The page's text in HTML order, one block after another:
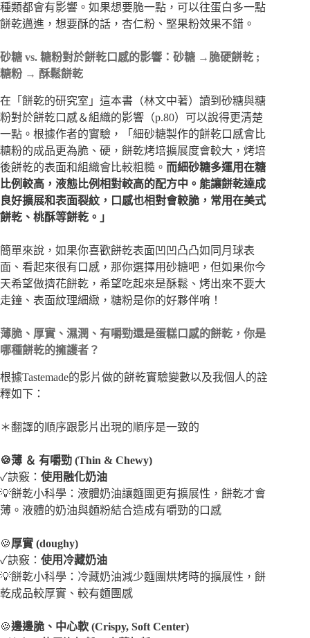
種類都會有影響。如果想要脆一點，可以往蛋白多一點
餅乾邁進，想要酥的話，杏仁粉、堅果粉效果不錯。
砂糖 vs. 糖粉對於餅乾口感的影響：砂糖 →脆硬餅乾 ;
糖粉 → 酥鬆餅乾
在「餅乾的研究室」這本書（林文中著）讀到砂糖與糖
粉對於餅乾口感＆組織的影響（p.80）可以說得更清楚
一點。根據作者的實驗，「細砂糖製作的餅乾口感會比
糖粉的成品更為脆、硬，餅乾烤培擴展度會較大，烤培
後餅乾的表面和組織會比較粗糙。 而細砂糖多運用在糖
比例較高，液態比例相對較高的配方中。能讓餅乾達成
良好擴展和表面裂紋，口感也相對會較脆，常用在美式
餅乾、桃酥等餅乾。」
簡單來說，如果你喜歡餅乾表面凹凹凸凸如同月球表
面、看起來很有口感，那你選擇用砂糖吧，但如果你今
天希望做擠花餅乾，希望吃起來是酥鬆、烤出來不要大
走鐘、表面紋理細緻，糖粉是你的好夥伴唷！
薄脆、厚實、濕潤、有嚼勁還是蛋糕口感的餅乾，你是
哪種餅乾的擁護者？
根據Tastemade的影片做的餅乾實驗變數以及我個人的詮
釋如下：
＊翻譯的順序跟影片出現的順序是一致的
🍪薄 ＆ 有嚼勁 (Thin & Chewy)
✓訣竅： 使用融化奶油
💡餅乾小科學：液體奶油讓麵團更有擴展性，餅乾才會
薄。液體的奶油與麵粉結合造成有嚼勁的口感
🍪厚實 (doughy)
✓訣竅： 使用冷藏奶油
💡餅乾小科學：冷藏奶油減少麵團烘烤時的擴展性，餅
乾成品較厚實、較有麵團感
🍪邊邊脆、中心軟 (Crispy, Soft Center)